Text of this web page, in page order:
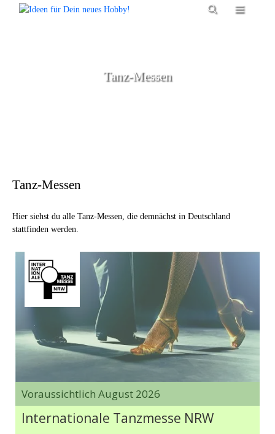
Menü
Tanz-Messen
Tanz-Messen
Hier siehst du alle Tanz-Messen, die demnächst in Deutschland
stattfinden werden.
Voraussichtlich August 2026
Internationale Tanzmesse NRW